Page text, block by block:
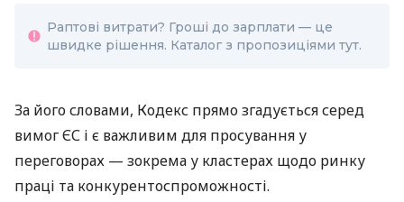
Раптові витрати? Гроші до зарплати — це
швидке рішення. Каталог з пропозиціями тут.
За його словами, Кодекс прямо згадується серед
вимог ЄС і є важливим для просування у
переговорах — зокрема у кластерах щодо ринку
праці та конкурентоспроможності.